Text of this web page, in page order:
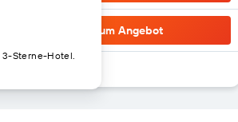
Zum Angebot
Sterne-Hotel.